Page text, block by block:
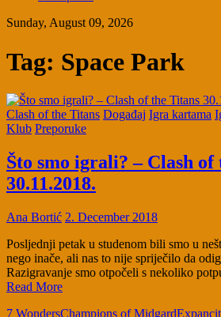
Sunday, August 09, 2026
Tag: Space Park
Clash of the Titans Događaj Igra kartama
Klub Preporuke
Što smo igrali? – Clash of
30.11.2018.
Ana Bortić 2. December 2018
Posljednji petak u studenom bili smo u
nego inače, ali nas to nije spriječilo da
Razigravanje smo otpočeli s nekoliko
Read More
7 WondersChampions of Midgard